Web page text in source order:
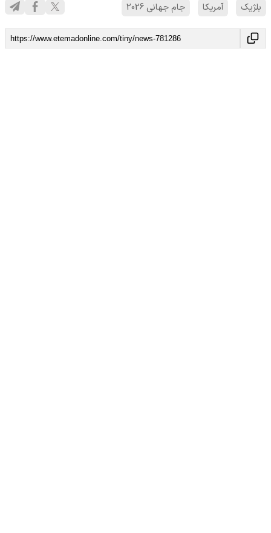
بلژیک آمریکا جام جهانی 2026